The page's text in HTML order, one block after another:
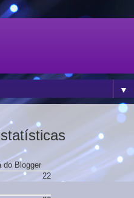
▼
22